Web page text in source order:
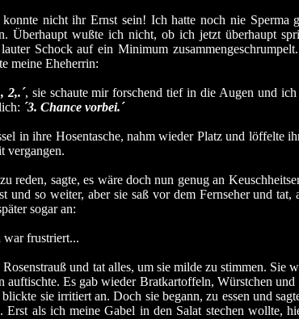
nicht ihr Ernst sein! Ich hatte noch nie Sperma
Überhaupt wußte ich nicht, ob ich jetzt überhaupt
Schock auf ein Minimum
meine Eheherrin:
2,.´, sie schaute mir forschend tief in die Augen und ich
´3. Chance vorbei.´
in ihre Hosentasche, nahm wieder Platz und löffelte
vergangen.
reden, sagte, es wäre doch nun genug an
und so weiter, aber sie saß vor dem Fernseher und tat,
sogar an:
frustriert...
und tat alles, um sie milde zu stimmen. Sie
auftischte. Es gab wieder Bratkartoffeln, Würstchen und
sie irritiert an. Doch sie begann, zu essen und
Erst als ich meine Gabel in den Salat stechen wollte,